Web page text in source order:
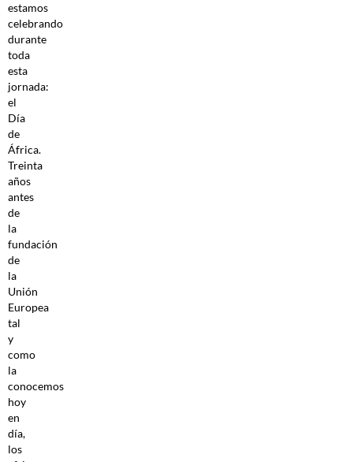
estamos
celebrando
durante
toda
esta
jornada:
el
Día
de
África.
Treinta
años
antes
de
la
fundación
de
la
Unión
Europea
tal
y
como
la
conocemos
hoy
en
día,
los